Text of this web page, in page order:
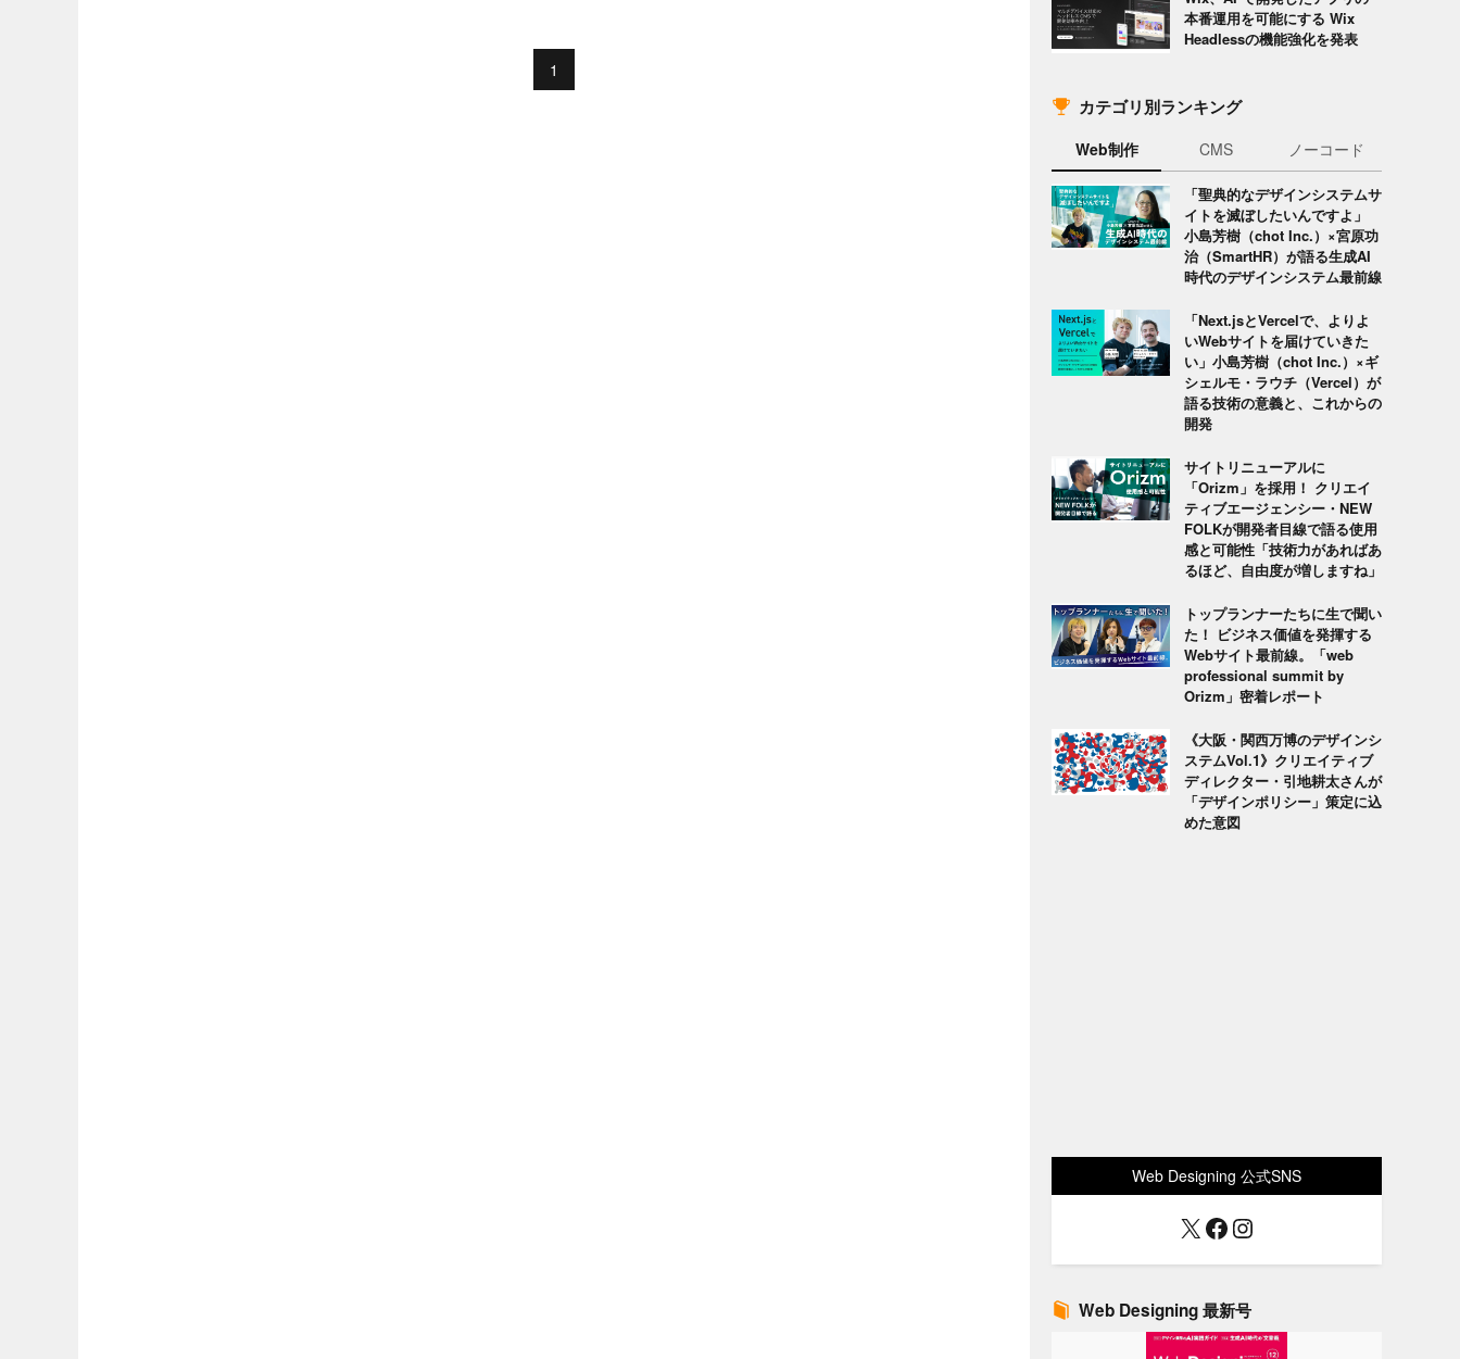
1
本番運用を可能にする Wix
Headlessの機能強化を発表
カテゴリ別ランキング
Web制作 CMS ノーコード
「聖典的なデザインシステムサ
イトを滅ぼしたいんですよ」
小島芳樹（chot Inc.）×宮原功
治（SmartHR）が語る生成AI
時代のデザインシステム最前線
「Next.jsとVercelで、よりよ
いWebサイトを届けていきた
い」小島芳樹（chot Inc.）×ギ
シェルモ・ラウチ（Vercel）が
語る技術の意義と、これからの
開発
サイトリニューアルに
「Orizm」を採用！ クリエイ
ティブエージェンシー・NEW
FOLKが開発者目線で語る使用
感と可能性「技術力があればあ
るほど、自由度が増しますね」
トップランナーたちに生で聞い
た！ ビジネス価値を発揮する
Webサイト最前線。「web
professional summit by
Orizm」密着レポート
《大阪・関西万博のデザインシ
ステムVol.1》クリエイティブ
ディレクター・引地耕太さんが
「デザインポリシー」策定に込
めた意図
Web Designing 公式SNS
X Facebook
Instagram
Web Designing 最新号